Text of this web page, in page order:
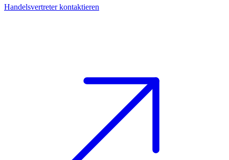
Handelsvertreter kontaktieren